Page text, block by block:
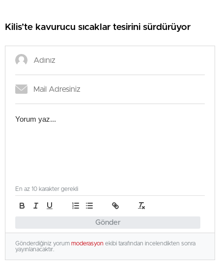
Kilis’te kavurucu sıcaklar tesirini sürdürüyor
Gönder
En az 10 karakter gerekli
Gönderdiğiniz yorum moderasyon ekibi tarafından incelendikten sonra
yayınlanacaktır.